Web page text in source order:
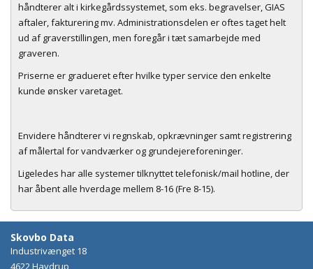
håndterer alt i kirkegårdssystemet, som eks. begravelser, GIAS
aftaler, fakturering mv. Administrationsdelen er oftes taget helt
ud af graverstillingen, men foregår i tæt samarbejde med
graveren.
Priserne er gradueret efter hvilke typer service den enkelte
kunde ønsker varetaget.
Envidere håndterer vi regnskab, opkrævninger samt registrering
af målertal for vandværker og grundejereforeninger.
Ligeledes har alle systemer tilknyttet telefonisk/mail hotline, der
har åbent alle hverdage mellem 8-16 (Fre 8-15).
Skovbo Data
Industrivænget 18
4622 Havdrup